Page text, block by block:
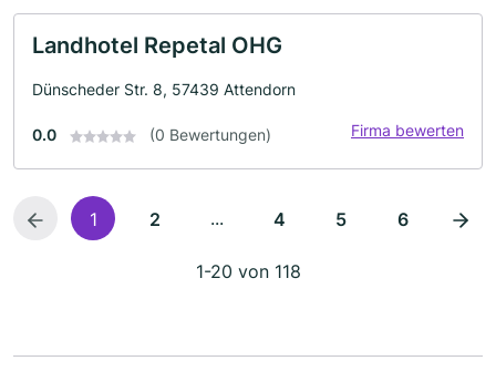
Landhotel Repetal OHG
Dünscheder Str. 8, 57439 Attendorn
0.0 (0 Bewertungen) Firma bewerten
1 2 ... 4 5 6
1-20 von 118